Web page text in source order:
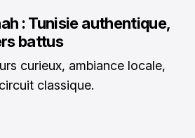
: Tunisie authentique,
battus
curieux, ambiance locale,
classique.